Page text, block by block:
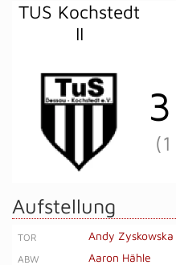
TUS Kochstedt
II
3
(1
Aufstellung
TOR Andy Zyskowska
ABW
Aaron Hähle